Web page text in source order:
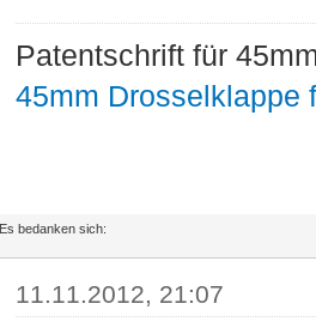
Patentschrift für
45mm Drosselklappe
Es bedanken sich:
11.11.2012, 21:07